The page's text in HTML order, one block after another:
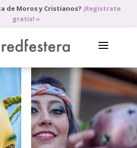
de Moros y Cristianos? ¡Registrate
gratis! »
PROFESIONALES